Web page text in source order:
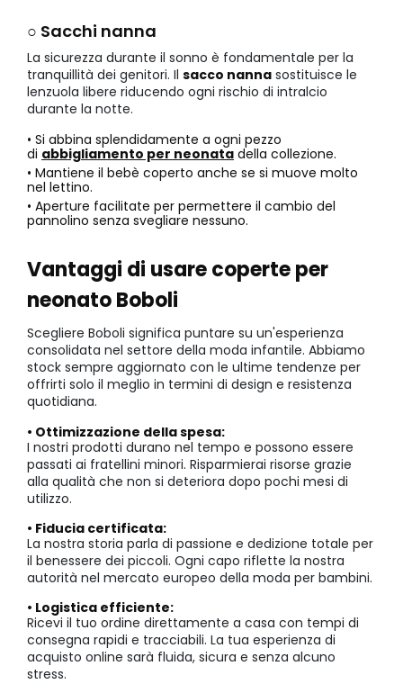
○ Sacchi nanna
La sicurezza durante il sonno è fondamentale per la
tranquillità dei genitori. Il sacco nanna sostituisce le
lenzuola libere riducendo ogni rischio di intralcio
durante la notte.
• Si abbina splendidamente a ogni pezzo
di abbigliamento per neonata della collezione.
• Mantiene il bebè coperto anche se si muove molto
nel lettino.
• Aperture facilitate per permettere il cambio del
pannolino senza svegliare nessuno.
Vantaggi di usare coperte per
neonato Boboli
Scegliere Boboli significa puntare su un'esperienza
consolidata nel settore della moda infantile. Abbiamo
stock sempre aggiornato con le ultime tendenze per
offrirti solo il meglio in termini di design e resistenza
quotidiana.
• Ottimizzazione della spesa:
I nostri prodotti durano nel tempo e possono essere
passati ai fratellini minori. Risparmierai risorse grazie
alla qualità che non si deteriora dopo pochi mesi di
utilizzo.
• Fiducia certificata:
La nostra storia parla di passione e dedizione totale per
il benessere dei piccoli. Ogni capo riflette la nostra
autorità nel mercato europeo della moda per bambini.
• Logistica efficiente:
Ricevi il tuo ordine direttamente a casa con tempi di
consegna rapidi e tracciabili. La tua esperienza di
acquisto online sarà fluida, sicura e senza alcuno
stress.